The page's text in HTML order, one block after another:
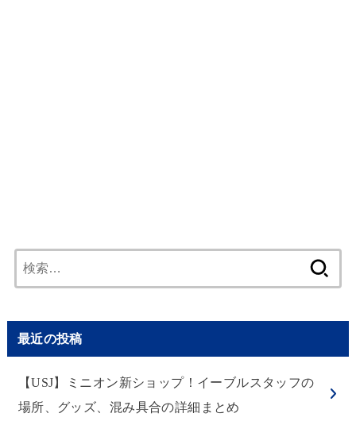
索:
最近の投稿
【USJ】ミニオン新ショップ！イーブルスタッフの
場所、グッズ、混み具合の詳細まとめ